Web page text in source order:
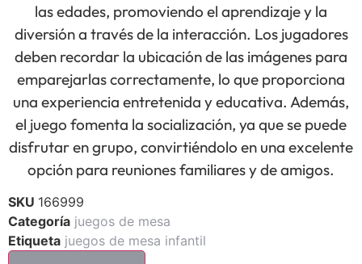
las edades, promoviendo el aprendizaje y la
diversión a través de la interacción. Los jugadores
deben recordar la ubicación de las imágenes para
emparejarlas correctamente, lo que proporciona
una experiencia entretenida y educativa. Además,
el juego fomenta la socialización, ya que se puede
disfrutar en grupo, convirtiéndolo en una excelente
opción para reuniones familiares y de amigos.
SKU 166999
Categoría juegos de mesa
Etiqueta juegos de mesa infantil